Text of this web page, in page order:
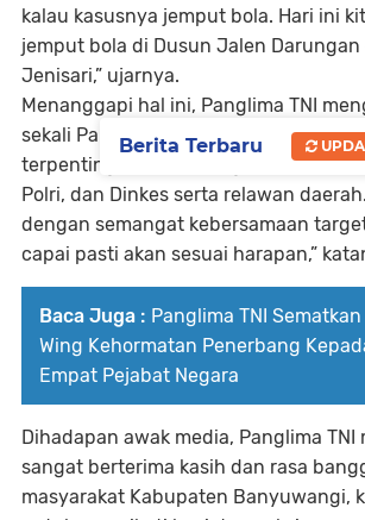
kalau kasusnya jemput bola. Hari ini
jemput bola di Dusun Jalen Darungan
Jenisari,” ujarnya.
Menanggapi hal ini, Panglima TNI
sekali Pak, terima kasih
terpenting adalah sinergi antar
Polri, dan Dinkes serta relawan
dengan semangat kebersamaan
capai pasti akan sesuai harapan,”
Baca Juga : Panglima TNI
Wing Kehormatan Penerbang
Empat Pejabat Negara
Dihadapan awak media, Panglima TNI
sangat berterima kasih dan rasa
masyarakat Kabupaten Banyuwangi,
Berita Terbaru